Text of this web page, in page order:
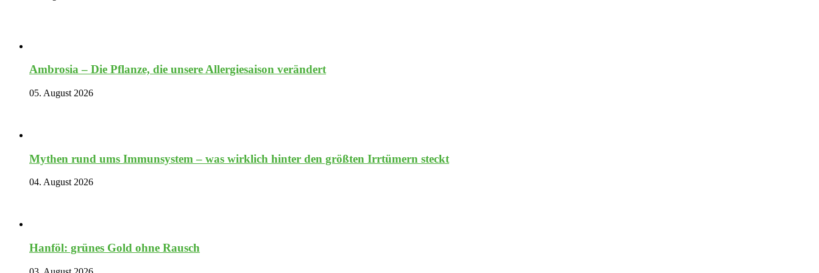
Ambrosia – Die Pflanze, die unsere Allergiesaison verändert
05. August 2026
Mythen rund ums Immunsystem – was wirklich hinter den größten Irrtümern steckt
04. August 2026
Hanföl: grünes Gold ohne Rausch